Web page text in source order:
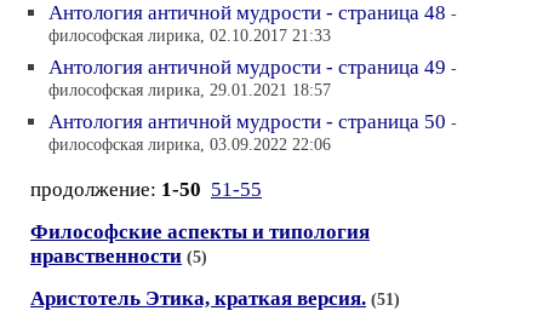
Антология античной мудрости - страница 48 -
философская лирика, 02.10.2017 21:33
Антология античной мудрости - страница 49 -
философская лирика, 29.01.2021 18:57
Антология античной мудрости - страница 50 -
философская лирика, 03.09.2022 22:06
продолжение: 1-50 51-55
Философские аспекты и типология
нравственности (5)
Аристотель Этика, краткая версия. (51)